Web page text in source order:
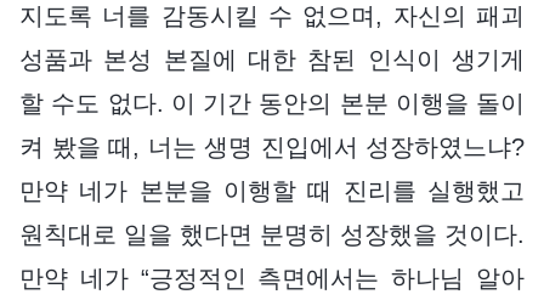
지도록 너를 감동시킬 수 없으며, 자신의 패괴
성품과 본성 본질에 대한 참된 인식이 생기게
할 수도 없다. 이 기간 동안의 본분 이행을 돌이
켜 봤을 때, 너는 생명 진입에서 성장하였느냐?
만약 네가 본분을 이행할 때 진리를 실행했고
원칙대로 일을 했다면 분명히 성장했을 것이다.
만약 네가 “긍정적인 측면에서는 하나님 알아